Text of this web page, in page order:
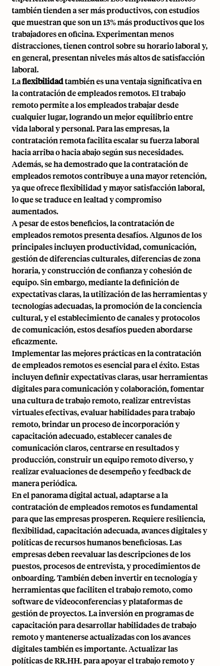
también tienden a sermás productivos, con estudios
que muestran que son un 13% más productivos que los
trabajadores en oficina. Experimentan menos
distracciones, tienen control sobre su horario laboral y,
en general, presentan niveles más altos de satisfacción
laboral.
Laflexibilidadtambién es una ventaja significativa en
la contratación de empleados remotos. El trabajo
remoto permite a los empleados trabajar desde
cualquier lugar, logrando un mejor equilibrio entre
vida laboral y personal. Para las empresas, la
contratación remota facilita escalar su fuerza laboral
hacia arriba o hacia abajo según sus necesidades.
Además, se ha demostrado que la contratación de
empleados remotos contribuye a una mayor retención,
ya que ofrece flexibilidad y mayor satisfacción laboral,
lo que se traduce en lealtad y compromiso
aumentados.
A pesar de estos beneficios, la contratación de
empleados remotos presenta desafíos. Algunos de los
principales incluyen productividad, comunicación,
gestión de diferencias culturales, diferencias de zona
horaria, y construcción de confianza y cohesión de
equipo. Sin embargo, mediante la definición de
expectativas claras, la utilización de las herramientas y
tecnologías adecuadas, la promoción de la conciencia
cultural, y el establecimiento de canales y protocolos
de comunicación, estos desafíos pueden abordarse
eficazmente.
Implementar las mejores prácticas en la contratación
de empleados remotos es esencial para el éxito. Estas
incluyen definir expectativas claras, usar herramientas
digitales para comunicación y colaboración, fomentar
una cultura de trabajo remoto, realizar entrevistas
virtuales efectivas, evaluar habilidades para trabajo
remoto, brindar un proceso de incorporación y
capacitación adecuado, establecer canales de
comunicación claros, centrarse en resultados y
producción, construir un equipo remoto diverso, y
realizar evaluaciones de desempeño y feedback de
manera periódica.
En el panorama digital actual, adaptarse a la
contratación de empleados remotos es fundamental
para que las empresas prosperen. Requiere resiliencia,
flexibilidad, capacitación adecuada, avances digitales y
políticas de recursos humanos beneficiosas. Las
empresas deben reevaluar las descripciones de los
puestos,procesos de entrevista, yprocedimientos de
onboarding. También deben invertir en tecnología y
herramientas que faciliten el trabajo remoto, como
software de videoconferencias y plataformas de
gestión de proyectos. La inversión en programas de
capacitación para desarrollar habilidades de trabajo
remoto y mantenerse actualizadas con los avances
digitales también es importante. Actualizar las
políticas de RR.HH. para apoyar el trabajo remoto y